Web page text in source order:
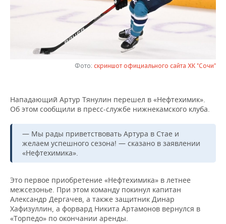
НЕФТЬ
ЭНЕРГЕТИКА
ТРАНСПОРТ
IT
ТЕЛЕКОММУНИКАЦИИ
НОВОСТИ МЕРОПРИЯТИЙ
ВЫЕЗДНАЯ РЕДАКЦИЯ
БИЗНЕС-БРАНЧИ
ОТКРЫТАЯ ЛЕКЦИЯ
СПОРТ
НОВОСТИ СПОРТА
БАСКЕТБОЛ
ВОЛЕЙБОЛ
КИБЕРСПОРТ
ФИГУРНОЕ КАТАНИЕ
ВОДНЫЕ ВИДЫ СПОРТА
НОВОСТИ ОБЩЕСТВА
ИНФРАСТРУКТУРА
ИСТОРИЯ
КУЛЬТУРА
МЕДИЦИНА
ОБРАЗОВАНИЕ
СПРАВОЧНИК
СПИСОК ПЕРСОН
СПИСОК КОМПАНИЙ
ПОЛНАЯ ВЕРСИЯ
Фото: скриншот официального сайта ХК "Сочи"
Нападающий Артур Тянулин перешел в «Нефтехимик».
Об этом сообщили в пресс-службе нижнекамского клуба.
— Мы рады приветствовать Артура в Стае и
желаем успешного сезона! — сказано в заявлении
«Нефтехимика».
Это первое приобретение «Нефтехимика» в летнее
межсезонье. При этом команду покинул капитан
Александр Дергачев, а также защитник Динар
Хафизуллин, а форвард Никита Артамонов вернулся в
«Торпедо» по окончании аренды.